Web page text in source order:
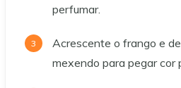
perfumar.
Acrescente o frango e
mexendo para pegar cor